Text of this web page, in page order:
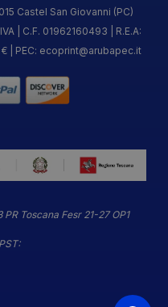
Castel San Giovanni (PC)
| C.F. 01962160493 | R.E.A:
| PEC: ecoprint@arubapec.it
Toscana Fesr 21-27 OP1